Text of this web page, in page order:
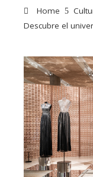
Home
Descubre el